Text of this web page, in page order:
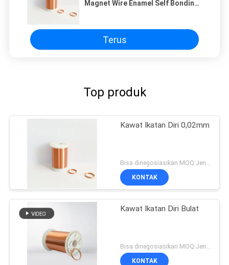
Magnet Wire Enamel Self Bonding
Terus
Top produk
Kawat Ikatan Diri 0,02mm
Bisa dinegosiasikan MOQ:Jenis yang berbeda dengan MOQ berbeda
KONTAK
Kawat Ikatan Diri Bulat
KONTAK